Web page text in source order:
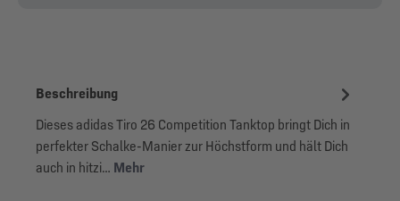
Beschreibung
Dieses adidas Tiro 26 Competition Tanktop bringt Dich in
perfekter Schalke-Manier zur Höchstform und hält Dich
auch in hitzi… Mehr